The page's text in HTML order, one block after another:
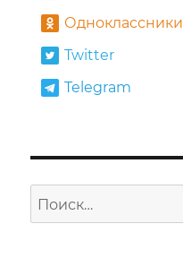
Одноклассники
Twitter
Telegram
Искать: